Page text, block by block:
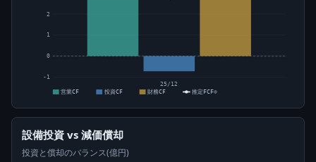
-1
0
1
2
25/12
営業CF
投資CF 財務CF 推定FCF⊙
設備投資 vs 減価償却
投資と償却のバランス(億円)